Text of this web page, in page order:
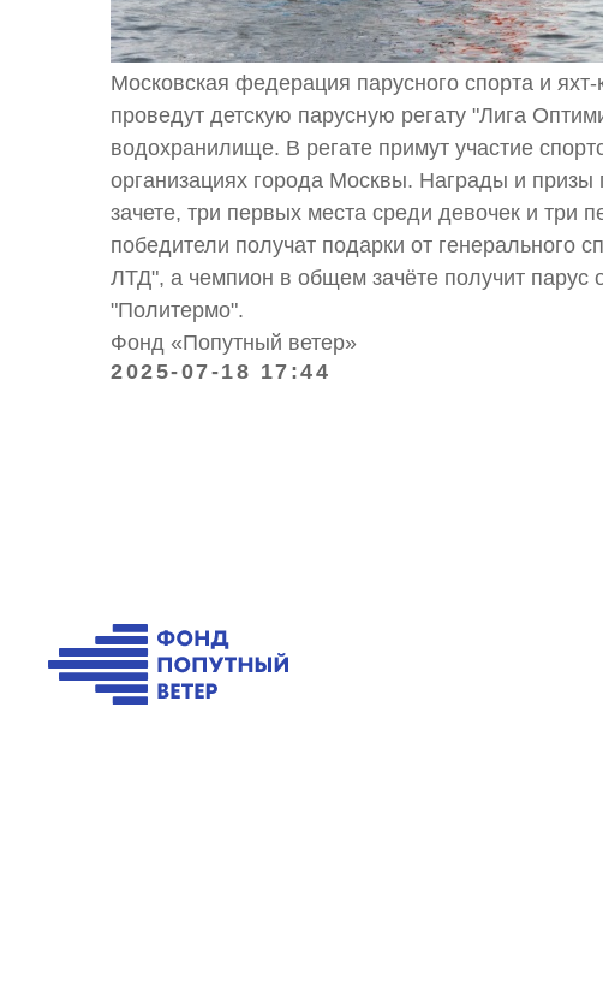
Московская федерация парусного спорта и
проведут детскую парусную регату "Лига
водохранилище. В регате примут участие
организациях города Москвы. Награды и
зачете, три первых места среди девочек и три
победители получат подарки от
ЛТД", а чемпион в общем зачёте получит парус
"Политермо".
Фонд «Попутный ветер»
2025-07-18 17:44